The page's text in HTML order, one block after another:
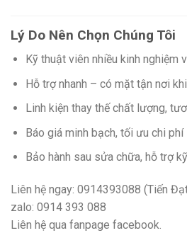
Lý Do Nên Chọn Chúng Tôi
Kỹ thuật viên nhiều kinh nghiệm
Hỗ trợ nhanh – có mặt tận nơi
Linh kiện thay thế chất lượng,
Báo giá minh bạch, tối ưu chi phí
Bảo hành sau sửa chữa, hỗ trợ
Liên hệ ngay: 0914393088 (Tiến
zalo: 0914 393 088
Liên hệ qua fanpage facebook.